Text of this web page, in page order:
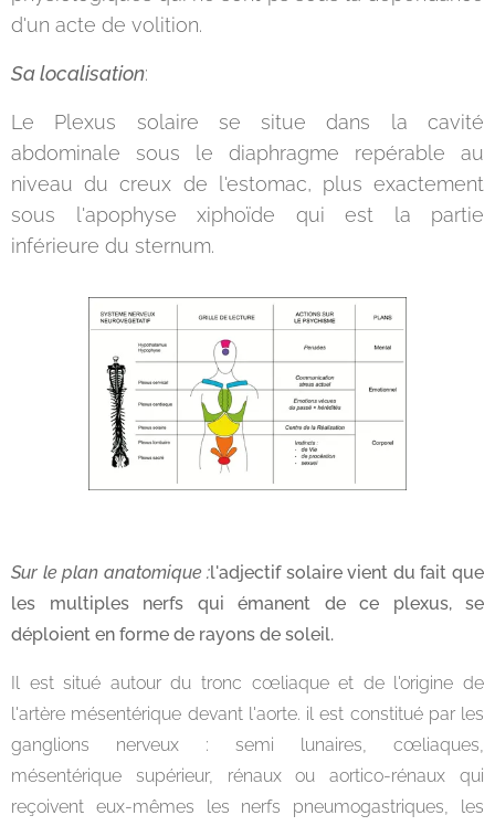
d'un acte de volition.
Sa localisation:
Le Plexus solaire se situe dans la cavité
abdominale sous le diaphragme repérable au
niveau du creux de l'estomac, plus exactement
sous l'apophyse xiphoïde qui est la partie
inférieure du sternum.
Sur le plan anatomique :l'adjectif solaire vient du fait que
les multiples nerfs qui émanent de ce plexus, se
déploient en forme de rayons de soleil.
Il est situé autour du tronc cœliaque et de l'origine de
l'artère mésentérique devant l'aorte. il est constitué par les
ganglions nerveux : semi lunaires, cœliaques,
mésentérique supérieur, rénaux ou aortico-rénaux qui
reçoivent eux-mêmes les nerfs pneumogastriques, les